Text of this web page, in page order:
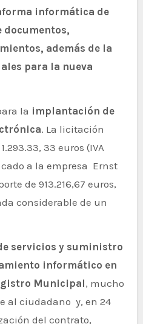
informática de
documentos,
además de la
para la nueva
la implantación de
. La licitación
33 euros (IVA
a la empresa Ernst
de 913.216,67 euros,
considerable de un
servicios y suministro
informático en
Municipal, mucho
al ciudadano y, en 24
del contrato,